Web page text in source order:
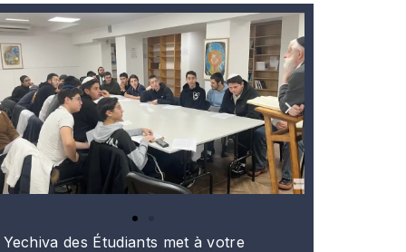
Yechiva des Étudiants met à votre